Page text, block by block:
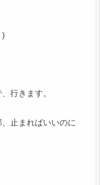
)
行きます。
止まればいいのに